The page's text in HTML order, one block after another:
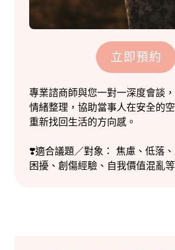
立即預約
專業諮商師與您一對一深度會談
情緒整理，協助當事人在安全的
重新找回生活的方向感。
❣️適合議題／對象： 焦慮、低落
困擾、創傷經驗、自我價值混亂